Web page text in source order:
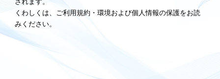
くわしくは、ご利用規約・環境および個人情報の保護をお読
みください。